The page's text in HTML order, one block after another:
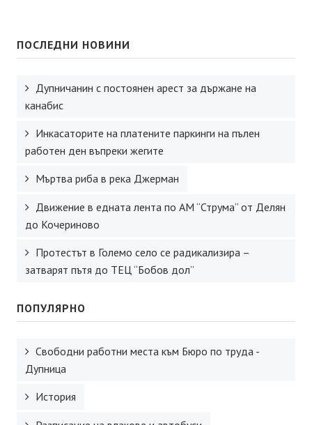
ПОСЛЕДНИ НОВИНИ
Дупничанин с постоянен арест за държане на
канабис
Инкасаторите на платените паркинги на пълен
работен ден въпреки жегите
Мъртва риба в река Джерман
Движение в едната лента по АМ “Струма” от Делян
до Кочериново
Протестът в Големо село се радикализира –
затварят пътя до ТЕЦ “Бобов дол”
ПОПУЛЯРНО
Свободни работни места към Бюро по труда -
Дупница
История